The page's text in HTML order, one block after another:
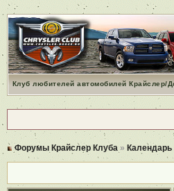
Клуб любителей автомобилей Крайслер/
Форумы Крайслер Клуба » Календарь